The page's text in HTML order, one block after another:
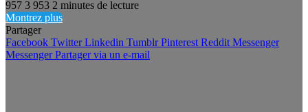
957 3 953 2 minutes de lecture
Montrez plus
Partager
Facebook Twitter Linkedin Tumblr Pinterest Reddit Messenger
Messenger Partager via un e-mail